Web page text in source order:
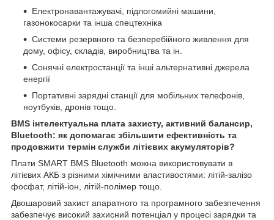
Електронавантажувачі, підлогомийні машини,
газонокосарки та інша спецтехніка
Системи резервного та безперебійного живлення для
дому, офісу, складів, виробництва та ін.
Сонячні електростанції та інші альтернативні джерела
енергії
Портативні зарядні станції для мобільних телефонів,
ноутбуків, дронів тощо.
BMS інтелектуальна плата захисту, активний балансир,
Bluetooth: як допомагає збільшити ефективність та
продовжити термін служби літієвих акумуляторів?
Плати SMART BMS Bluetooth можна використовувати в
літієвих АКБ з різними хімічними властивостями: літій-залізо
фосфат, літій-іон, літій-полімер тощо.
Двошаровий захист апаратного та програмного забезпечення
забезпечує високий захисний потенціал у процесі зарядки та